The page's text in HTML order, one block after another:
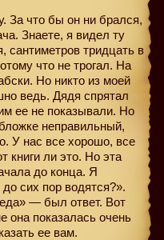
За что бы он ни брался,
Знаете, я видел ту
сантиметров тридцать в
что не трогал. На
Но никто из моей
ведь. Дядя спрятал
ее не показывали. Но
неправильный,
У нас все хорошо, все
книги ли это. Но эта
до конца. Я
до сих пор водятся?».
— был ответ. Вот
она показалась очень
ее вам.